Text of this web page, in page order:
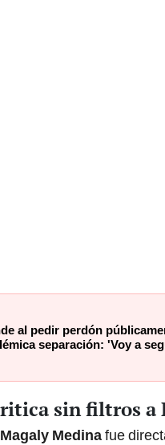
al pedir perdón
separación: 'Voy a
sin filtros a
Magaly Medinafue